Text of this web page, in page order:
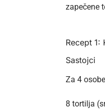
zapečene
Recept 1:
Sastojci
Za 4
8 tortilja